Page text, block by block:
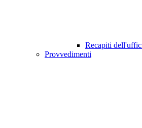
Recapiti
Provvedimenti